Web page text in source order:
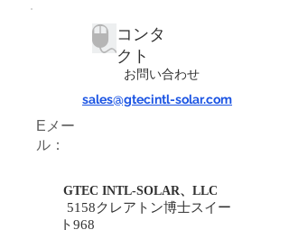
コンタ
クト
お問い合わせ
Eメー
ル：
GTEC INTL-SOLAR、LLC
5158クレアトン博士スイー
ト968
sales@gtecintl-solar.com